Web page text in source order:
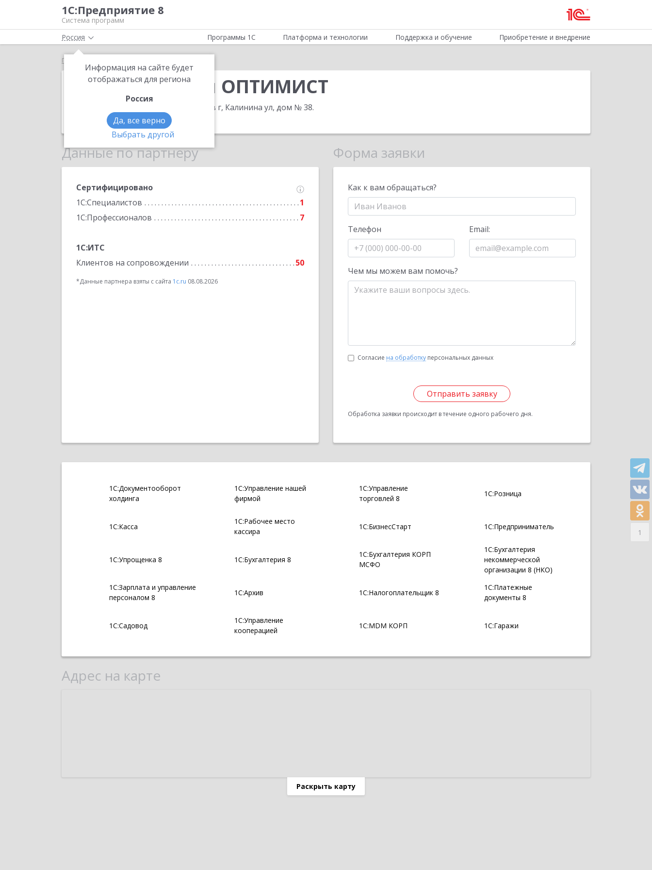
1С:Предприятие 8
Система программ
Россия
Информация на сайте будет
отображаться для региона
Россия
Да, все верно
Выбрать другой
Программы 1С Платформа и технологии Поддержка и обучение Приобретение и внедрение
Главная
1С:Франчайзи ОПТИМИСТ
610014, Кировская обл, Киров г, Калинина ул, дом № 38.
Телефон: (8332) 78-0085
Данные по партнеру
Сертифицировано
1С:Специалистов
1
1С:Профессионалов
7
1С:ИТС
Клиентов на сопровождении
50
*Данные партнера взяты с сайта 1c.ru 08.08.2026
Форма заявки
Как к вам обращаться?
Телефон Email:
Чем мы можем вам помочь?
Согласие на обработку персональных данных
Отправить заявку
Обработка заявки происходит в течение одного рабочего дня.
1С:Документооборот
холдинга
1С:Управление нашей
фирмой
1С:Управление
торговлей 8
1С:Розница
1С:Касса
1С:Рабочее место
кассира
1С:БизнесСтарт 1С:Предприниматель
1С:Упрощенка 8 1С:Бухгалтерия 8
1С:Бухгалтерия КОРП
МСФО
1С:Бухгалтерия
некоммерческой
организации 8 (НКО)
1С:Зарплата и управление
персоналом 8
1С:Архив 1С:Налогоплательщик 8
1С:Платежные
документы 8
1С:Садовод
1С:Управление
кооперацией
1С:MDM КОРП 1С:Гаражи
Адрес на карте
Раскрыть карту
1